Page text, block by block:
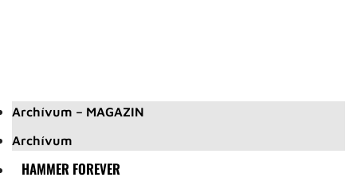
Archívum – MAGAZIN
Archívum
HAMMER FOREVER